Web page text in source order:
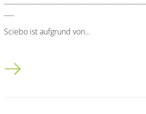
Sciebo ist aufgrund von…
Wartungsarbeiten Sciebo